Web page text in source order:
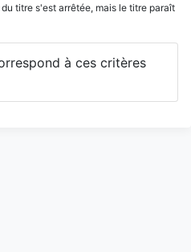
titre s'est arrêtée, mais le titre paraît
à ces critères